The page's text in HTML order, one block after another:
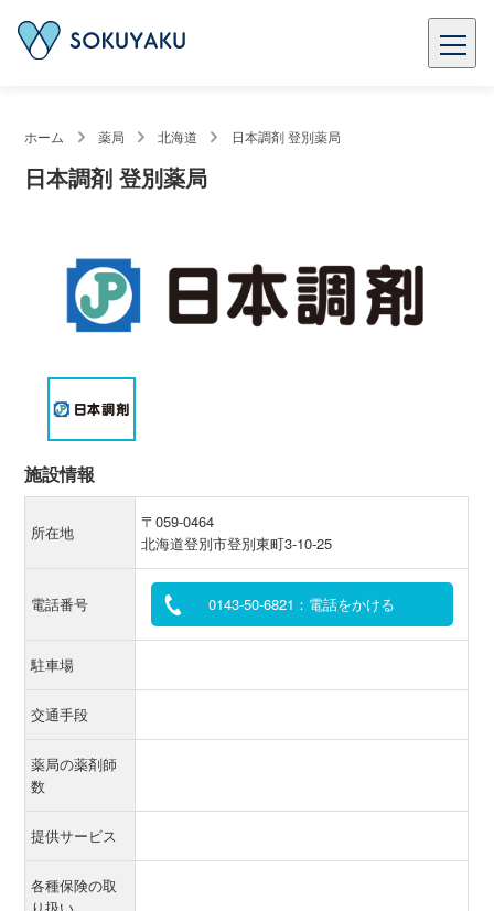
ホーム 薬局 北海道 日本調剤 登別薬局
日本調剤 登別薬局
施設情報
所在地
〒059-0464
北海道登別市登別東町3-10-25
電話番号 0143-50-6821：電話をかける
駐車場
交通手段
薬局の薬剤師
数
提供サービス
各種保険の取